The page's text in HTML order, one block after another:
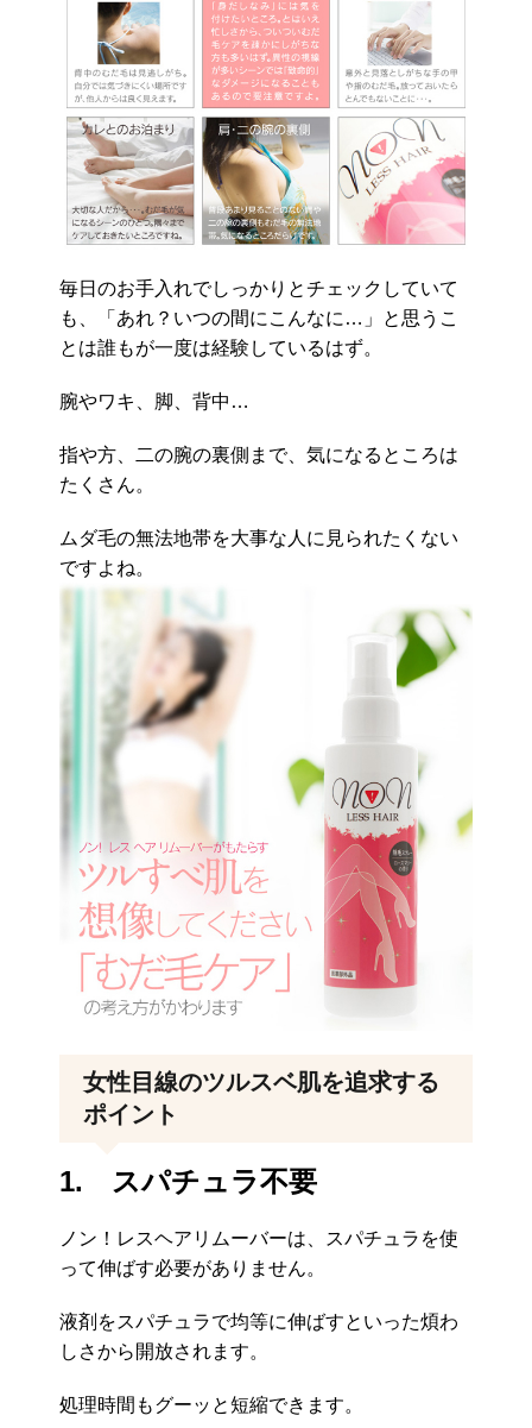
毎日のお手入れでしっかりとチェックしていて
も、「あれ？いつの間にこんなに…」と思うこ
とは誰もが一度は経験しているはず。
腕やワキ、脚、背中…
指や方、二の腕の裏側まで、気になるところは
たくさん。
ムダ毛の無法地帯を大事な人に見られたくない
ですよね。
女性目線のツルスベ肌を追求する
ポイント
1. スパチュラ不要
ノン！レスヘアリムーバーは、スパチュラを使
って伸ばす必要がありません。
液剤をスパチュラで均等に伸ばすといった煩わ
しさから開放されます。
処理時間もグーッと短縮できます。